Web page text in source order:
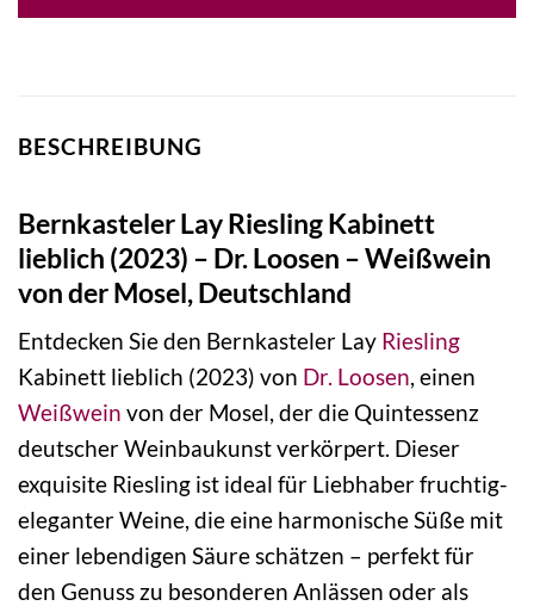
BESCHREIBUNG
Bernkasteler Lay Riesling Kabinett
lieblich (2023) – Dr. Loosen – Weißwein
von der Mosel, Deutschland
Entdecken Sie den Bernkasteler Lay Riesling
Kabinett lieblich (2023) von Dr. Loosen, einen
Weißwein von der Mosel, der die Quintessenz
deutscher Weinbaukunst verkörpert. Dieser
exquisite Riesling ist ideal für Liebhaber fruchtig-
eleganter Weine, die eine harmonische Süße mit
einer lebendigen Säure schätzen – perfekt für
den Genuss zu besonderen Anlässen oder als